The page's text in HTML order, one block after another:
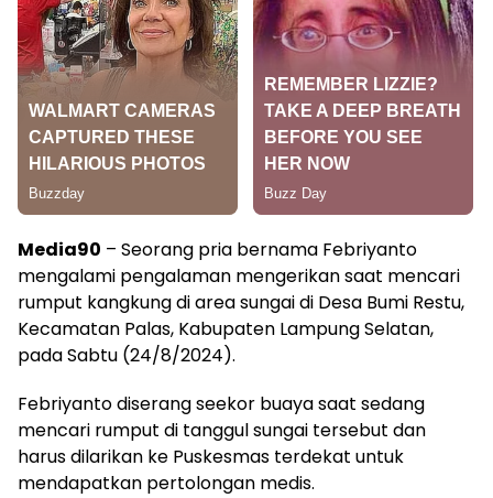
Media90 – Seorang pria bernama Febriyanto
mengalami pengalaman mengerikan saat mencari
rumput kangkung di area sungai di Desa Bumi Restu,
Kecamatan Palas, Kabupaten Lampung Selatan,
pada Sabtu (24/8/2024).
Febriyanto diserang seekor buaya saat sedang
mencari rumput di tanggul sungai tersebut dan
harus dilarikan ke Puskesmas terdekat untuk
mendapatkan pertolongan medis.